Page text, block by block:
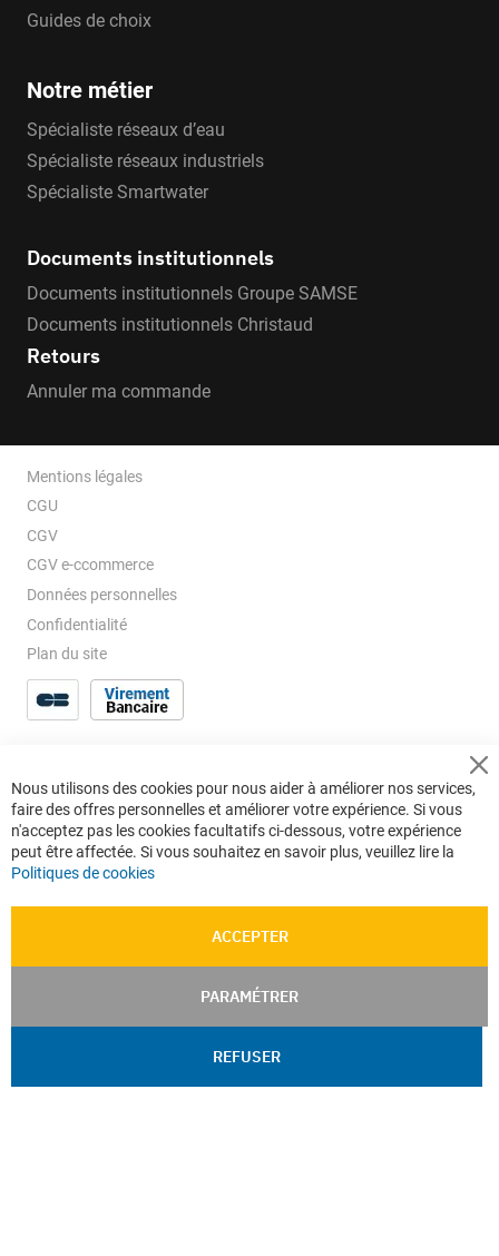
Guides de choix
Notre métier
Spécialiste réseaux d’eau
Spécialiste réseaux industriels
Spécialiste Smartwater
Documents institutionnels
Documents institutionnels Groupe SAMSE
Documents institutionnels Christaud
Retours
Annuler ma commande
Mentions légales
CGU
CGV
CGV e-ccommerce
Données personnelles
Confidentialité
Plan du site
Nous utilisons des cookies pour nous aider à améliorer nos services,
faire des offres personnelles et améliorer votre expérience. Si vous
n'acceptez pas les cookies facultatifs ci-dessous, votre expérience
peut être affectée. Si vous souhaitez en savoir plus, veuillez lire la
Politiques de cookies
ACCEPTER
PARAMÉTRER
REFUSER